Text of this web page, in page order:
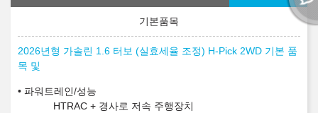
2026년형 가솔린 1.6 터보 (실효세율 조정) H-Pick 2WD 기본 품
목 및
파워트레인/성능
HTRAC + 경사로 저속 주행장치